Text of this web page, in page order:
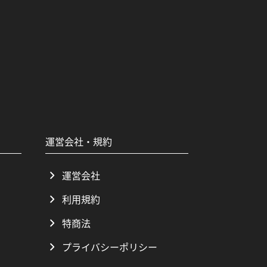
運営会社・規約
運営会社
利用規約
特商法
プライバシーポリシー